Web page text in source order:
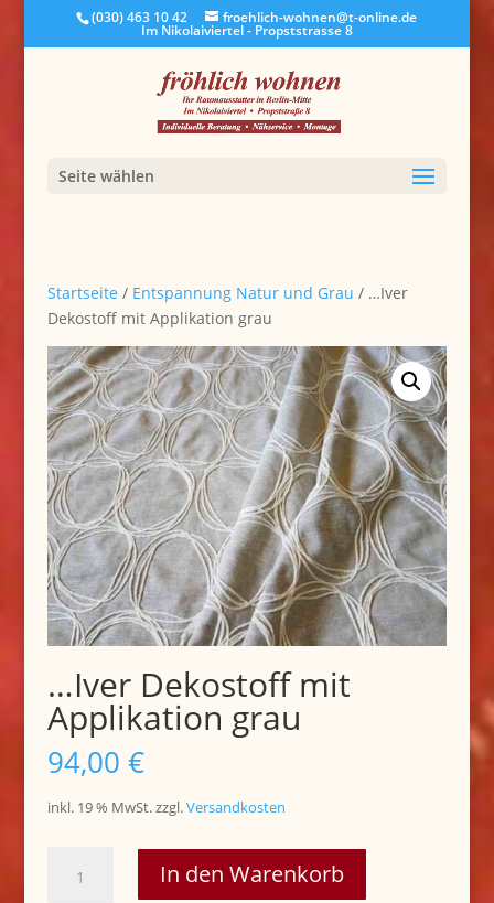
(030) 463 10 42 froehlich-wohnen@t-online.de
Im Nikolaiviertel - Propststrasse 8
Seite wählen
Startseite / Entspannung Natur und Grau / …Iver
Dekostoff mit Applikation grau
…Iver Dekostoff mit
Applikation grau
94,00 €
inkl. 19 % MwSt. zzgl.Versandkosten
Dekostoff
In den Warenkorb